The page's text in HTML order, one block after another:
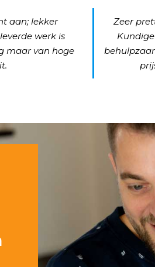
aan; lekker
werk is
maar van hoge
Zeer